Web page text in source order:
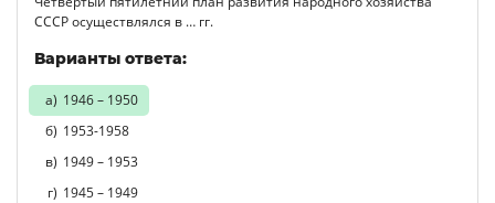
СССР осуществлялся в … гг.
Варианты ответа:
1946 – 1950
1953-1958
1949 – 1953
1945 – 1949